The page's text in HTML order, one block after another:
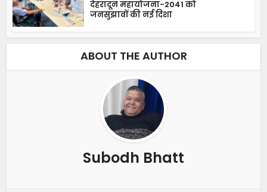
देहरादून महायोजना-2041 को
जनसुझावों की नई दिशा
ABOUT THE AUTHOR
Subodh Bhatt